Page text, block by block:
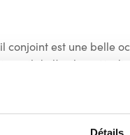
conjoint est une belle
de l’ombre :